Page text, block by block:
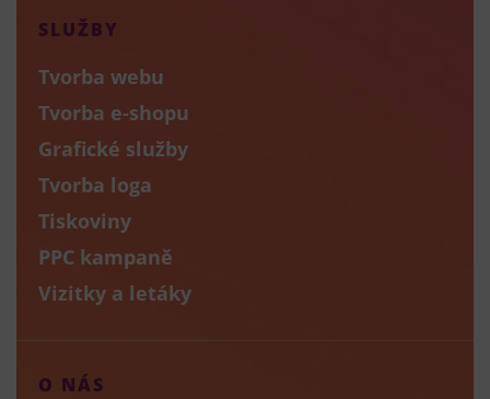
SLUŽBY
Tvorba webu
Tvorba e-shopu
Grafické služby
Tvorba loga
Tiskoviny
PPC kampaně
Vizitky a letáky
O NÁS